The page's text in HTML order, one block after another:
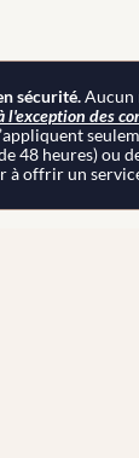
sécurité. Aucun
l'exception des
48 heures) ou
à offrir un